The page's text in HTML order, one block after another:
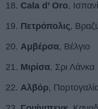
Cala d’ Oro,
Πετρόπολις,
Αμβέρσα, Βέλγιο
Μιρίσα, Σρι Λάνκα
Αλβόρ,